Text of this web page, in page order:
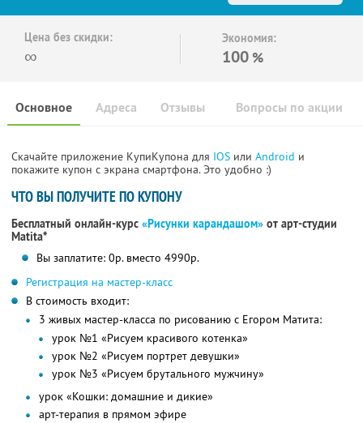
Цена без скидки:
∞
Экономия:
100 %
Основное Отзывы Вопросы по акции
Адреса
Скачайте приложение КупиКупона для IOS или Android и
покажите купон с экрана смартфона. Это удобно :)
ЧТО ВЫ ПОЛУЧИТЕ ПО КУПОНУ
Бесплатный онлайн-курс «Рисунки карандашом» от арт-студии
Matita*
Вы заплатите: 0р. вместо 4990р.
Регистрация на мастер-класс
В стоимость входит:
3 живых мастер-класса по рисованию с Егором Матита:
урок №1 «Рисуем красивого котенка»
урок №2 «Рисуем портрет девушки»
урок №3 «Рисуем брутального мужчину»
урок «Кошки: домашние и дикие»
арт-терапия в прямом эфире